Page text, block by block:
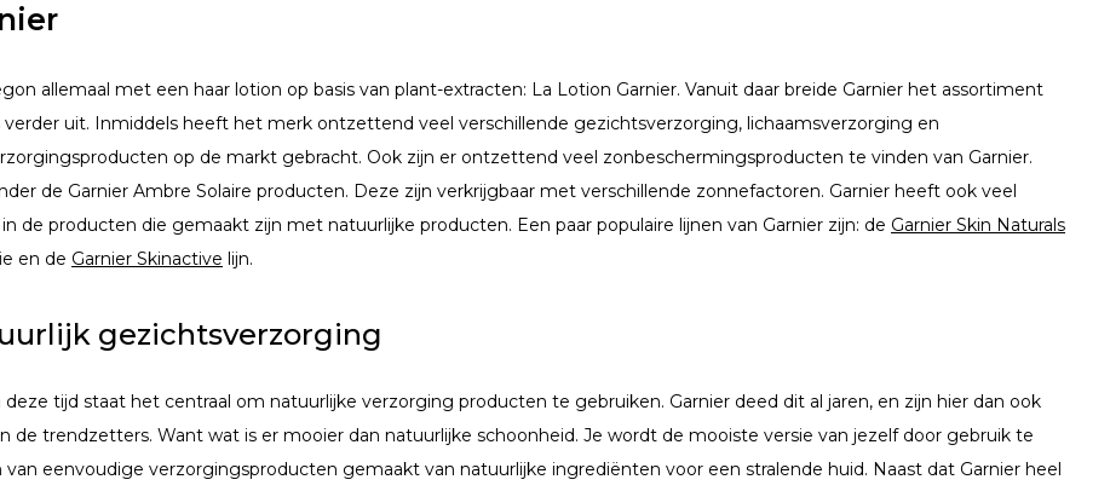
allemaal met een haar lotion op basis van plant-extracten: La Lotion Garnier. Vanuit daar breide Garnier het assortiment
verder uit. Inmiddels heeft het merk ontzettend veel verschillende gezichtsverzorging, lichaamsverzorging en
op de markt gebracht. Ook zijn er ontzettend veel zonbeschermingsproducten te vinden van Garnier.
de Garnier Ambre Solaire producten. Deze zijn verkrijgbaar met verschillende zonnefactoren. Garnier heeft ook veel
de producten die gemaakt zijn met natuurlijke producten. Een paar populaire lijnen van Garnier zijn: de Garnier Skin Naturals
en de Garnier Skinactive lijn.
gezichtsverzorging
deze tijd staat het centraal om natuurlijke verzorging producten te gebruiken. Garnier deed dit al jaren, en zijn hier dan ook
de trendzetters. Want wat is er mooier dan natuurlijke schoonheid. Je wordt de mooiste versie van jezelf door gebruik te
van eenvoudige verzorgingsproducten gemaakt van natuurlijke ingrediënten voor een stralende huid. Naast dat Garnier heel